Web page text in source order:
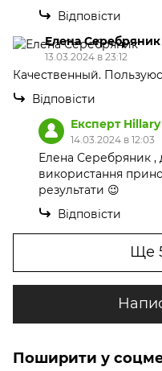
Відповісти
Елена Серебряник
13.03.2024 в 23:12
Качественный.
Відповісти
Експерт Hillary
14.03.2024 в 12:03
Елена Серебряник ,
використання
результати 😉
Відповісти
Ще
Поширити у